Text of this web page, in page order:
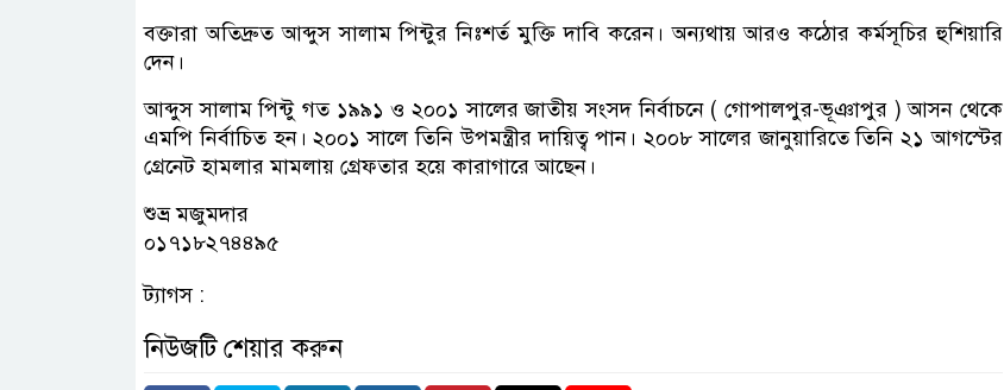
বক্তারা অতিদ্রুত আব্দুস সালাম পিন্টুর নিঃশর্ত মুক্তি দাবি করেন। অন্যথায় আরও কঠোর কর্মসূচির হুশিয়ারি
দেন।
আব্দুস সালাম পিন্টু গত ১৯৯১ ও ২০০১ সালের জাতীয় সংসদ নির্বাচনে ( গোপালপুর-ভূঞাপুর ) আসন থেকে
এমপি নির্বাচিত হন। ২০০১ সালে তিনি উপমন্ত্রীর দায়িত্ব পান। ২০০৮ সালের জানুয়ারিতে তিনি ২১ আগস্টের
গ্রেনেট হামলার মামলায় গ্রেফতার হয়ে কারাগারে আছেন।
শুভ্র মজুমদার
০১৭১৮২৭৪৪৯৫
ট্যাগস :
নিউজটি শেয়ার করুন